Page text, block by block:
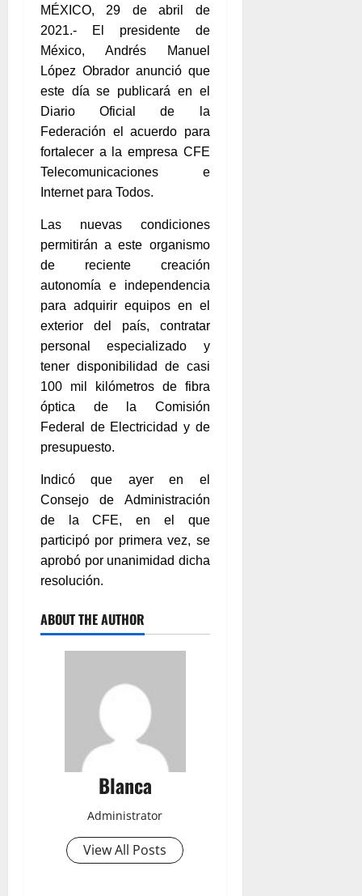
MÉXICO, 29 de abril de
2021.- El presidente de
México, Andrés Manuel
López Obrador anunció que
este día se publicará en el
Diario Oficial de la
Federación el acuerdo para
fortalecer a la empresa CFE
Telecomunicaciones e
Internet para Todos.
Las nuevas condiciones
permitirán a este organismo
de reciente creación
autonomía e independencia
para adquirir equipos en el
exterior del país, contratar
personal especializado y
tener disponibilidad de casi
100 mil kilómetros de fibra
óptica de la Comisión
Federal de Electricidad y de
presupuesto.
Indicó que ayer en el
Consejo de Administración
de la CFE, en el que
participó por primera vez, se
aprobó por unanimidad dicha
resolución.
ABOUT THE AUTHOR
Blanca
Administrator
View All Posts